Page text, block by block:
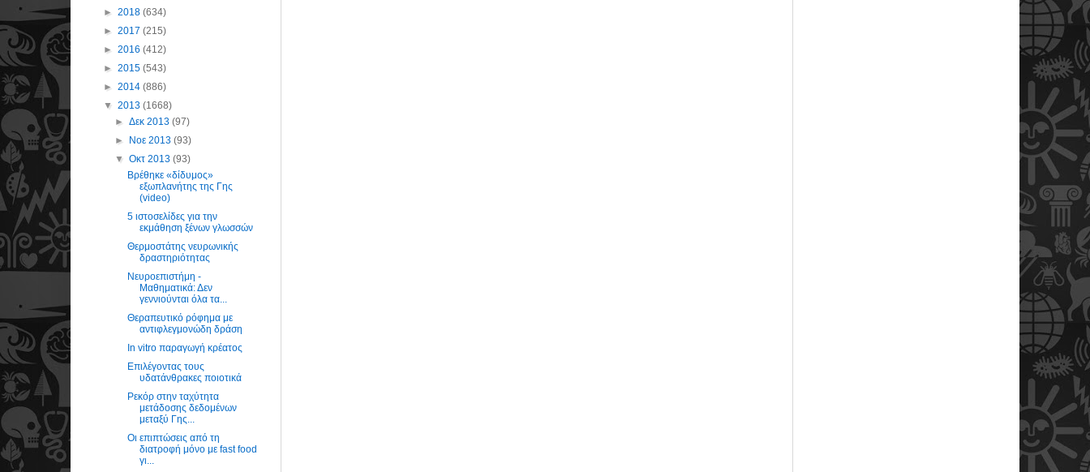
► 2018 (634)
► 2017 (215)
► 2016 (412)
► 2015 (543)
► 2014 (886)
▼ 2013 (1668)
►Δεκ 2013(97)
► Νοε 2013(93)
▼Οκτ 2013(93)
Βρέθηκε «δίδυμος»
εξωπλανήτης της Γης
(video)
5 ιστοσελίδες για την
εκμάθηση ξένων γλωσσών
Θερμοστάτης νευρωνικής
δραστηριότητας
Νευροεπιστήμη -
Μαθηματικά: Δεν
γεννιούνται όλα τα...
Θεραπευτικό ρόφημα με
αντιφλεγμονώδη δράση
In vitro παραγωγή κρέατος
Επιλέγοντας τους
υδατάνθρακες ποιοτικά
Ρεκόρ στην ταχύτητα
μετάδοσης δεδομένων
μεταξύ Γης...
Οι επιπτώσεις από τη
διατροφή μόνο με fast food
γι...